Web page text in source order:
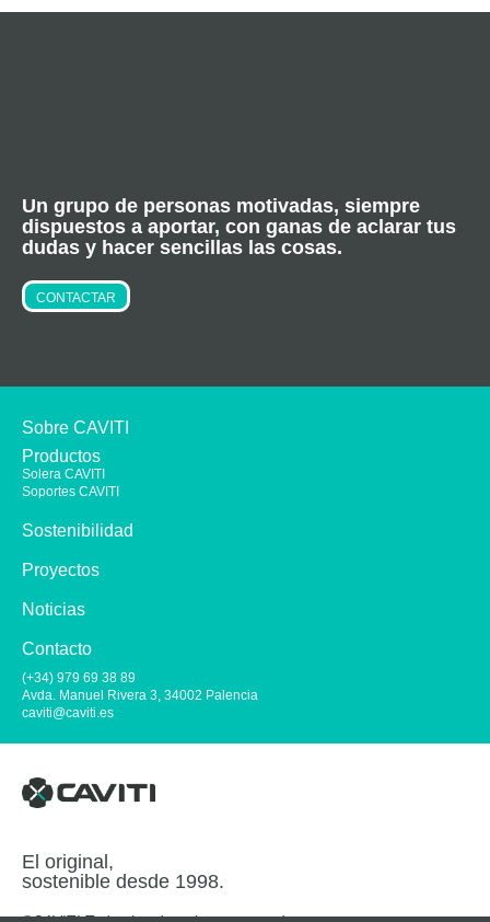
Un grupo de personas motivadas, siempre
dispuestos a aportar, con ganas de aclarar tus
dudas y hacer sencillas las cosas.
CONTACTAR
Sobre CAVITI
Productos
Solera CAVITI
Soportes CAVITI
Sostenibilidad
Proyectos
Noticias
Contacto
(+34) 979 69 38 89
Avda. Manuel Rivera 3, 34002 Palencia
caviti@caviti.es
El original,
sostenible desde 1998.